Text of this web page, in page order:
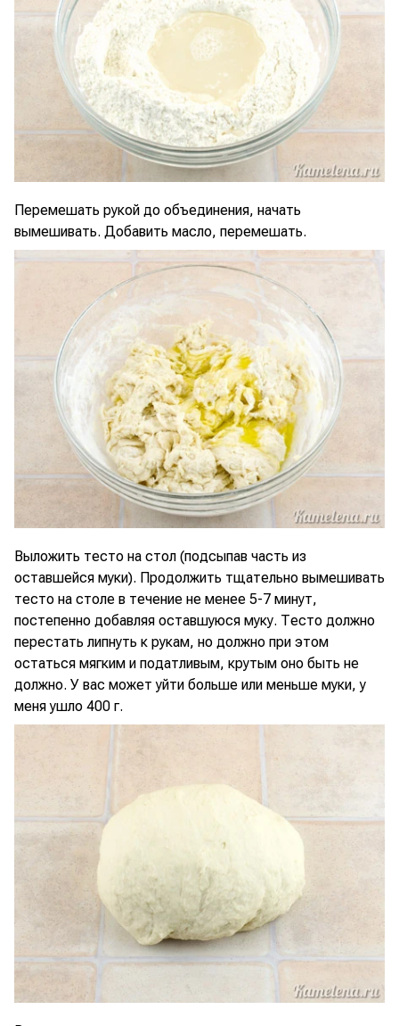
Перемешать рукой до объединения, начать
вымешивать. Добавить масло, перемешать.
Выложить тесто на стол (подсыпав часть из
оставшейся муки). Продолжить тщательно вымешивать
тесто на столе в течение не менее 5-7 минут,
постепенно добавляя оставшуюся муку. Тесто должно
перестать липнуть к рукам, но должно при этом
остаться мягким и податливым, крутым оно быть не
должно. У вас может уйти больше или меньше муки, у
меня ушло 400 г.